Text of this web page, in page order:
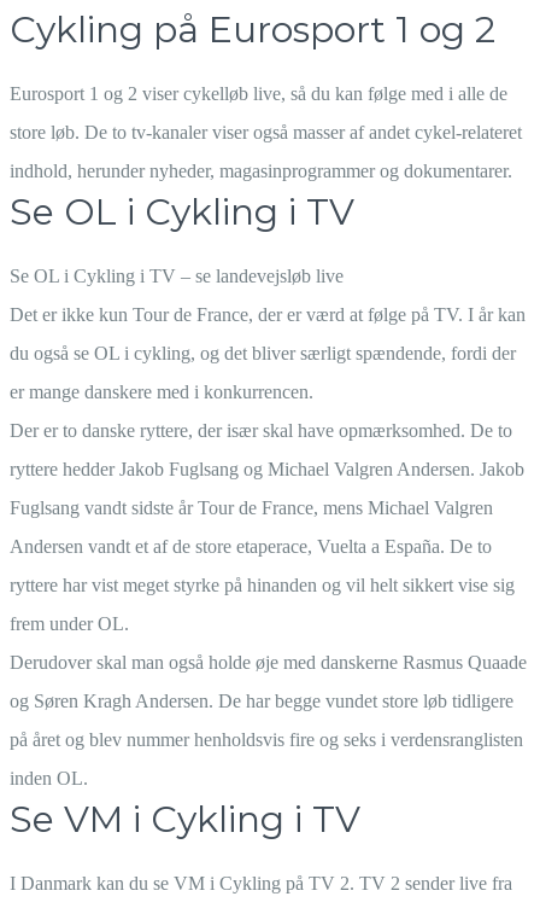
Cykling på Eurosport 1 og 2
Eurosport 1 og 2 viser cykelløb live, så du kan følge med i alle de
store løb. De to tv-kanaler viser også masser af andet cykel-relateret
indhold, herunder nyheder, magasinprogrammer og dokumentarer.
Se OL i Cykling i TV
Se OL i Cykling i TV – se landevejsløb live
Det er ikke kun Tour de France, der er værd at følge på TV. I år kan
du også se OL i cykling, og det bliver særligt spændende, fordi der
er mange danskere med i konkurrencen.
Der er to danske ryttere, der især skal have opmærksomhed. De to
ryttere hedder Jakob Fuglsang og Michael Valgren Andersen. Jakob
Fuglsang vandt sidste år Tour de France, mens Michael Valgren
Andersen vandt et af de store etaperace, Vuelta a España. De to
ryttere har vist meget styrke på hinanden og vil helt sikkert vise sig
frem under OL.
Derudover skal man også holde øje med danskerne Rasmus Quaade
og Søren Kragh Andersen. De har begge vundet store løb tidligere
på året og blev nummer henholdsvis fire og seks i verdensranglisten
inden OL.
Se VM i Cykling i TV
I Danmark kan du se VM i Cykling på TV 2. TV 2 sender live fra